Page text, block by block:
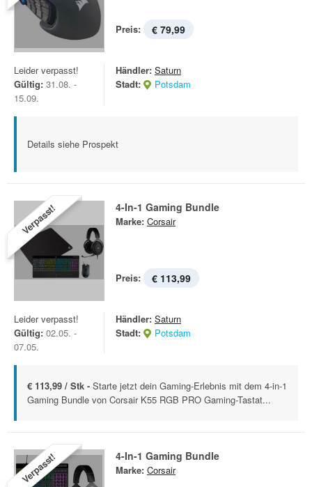
Preis: € 79,99
Leider verpasst!
Gültig: 31.08. -
15.09.
Händler: Saturn
Stadt:
Potsdam
Details siehe Prospekt
Verpasst! 4-In-1 Gaming Bundle
Marke: Corsair
Preis: € 113,99
Leider verpasst!
Gültig: 02.05. -
07.05.
Händler: Saturn
Stadt:
Potsdam
€ 113,99 / Stk - Starte jetzt dein Gaming-Erlebnis mit dem 4-in-1
Gaming Bundle von Corsair K55 RGB PRO Gaming-Tastat...
Verpasst! 4-In-1 Gaming Bundle
Marke: Corsair